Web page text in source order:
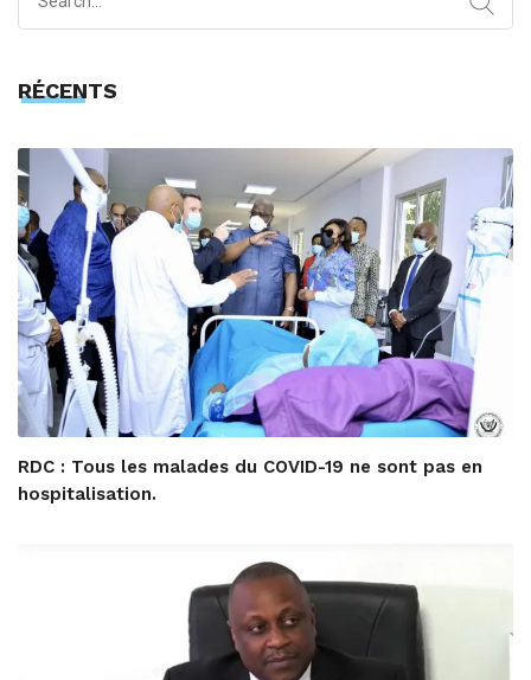
RÉCENTS
RDC : Tous les malades du COVID-19 ne sont pas en
hospitalisation.